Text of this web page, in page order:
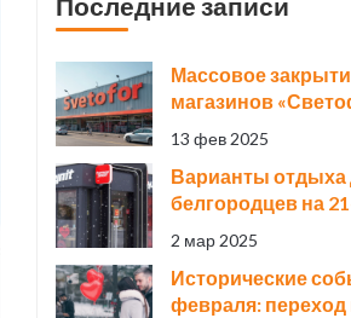
Массовое
магазинов
России: что стоит
регулятивным
13 фев 2025
Варианты отдыха
белгородцев на
февраля: туры и
2 мар 2025
Исторические
февраля: переход